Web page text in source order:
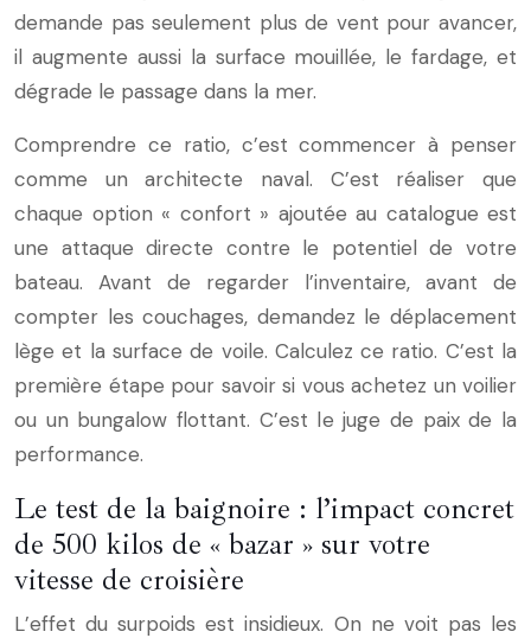
demande pas seulement plus de vent pour avancer,
il augmente aussi la surface mouillée, le fardage, et
dégrade le passage dans la mer.
Comprendre ce ratio, c’est commencer à penser
comme un architecte naval. C’est réaliser que
chaque option « confort » ajoutée au catalogue est
une attaque directe contre le potentiel de votre
bateau. Avant de regarder l’inventaire, avant de
compter les couchages, demandez le déplacement
lège et la surface de voile. Calculez ce ratio. C’est la
première étape pour savoir si vous achetez un voilier
ou un bungalow flottant. C’est le juge de paix de la
performance.
Le test de la baignoire : l’impact concret
de 500 kilos de « bazar » sur votre
vitesse de croisière
L’effet du surpoids est insidieux. On ne voit pas les